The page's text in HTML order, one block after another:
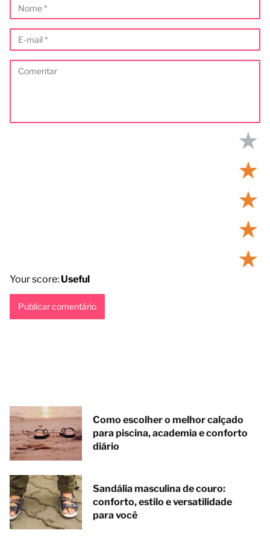
★
★
★
★
★
Your score: Useful
Como escolher o melhor calçado
para piscina, academia e conforto
diário
Sandália masculina de couro:
conforto, estilo e versatilidade
para você